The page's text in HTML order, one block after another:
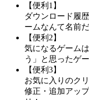
【便利1】
ダウンロード履
ームなんて名前
【便利2】
気になるゲーム
う」と思ったゲ
【便利3】
お気に入りのク
修正・追加アッ